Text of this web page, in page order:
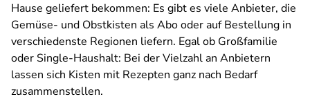
Hause geliefert bekommen: Es gibt es viele Anbieter, die
Gemüse- und Obstkisten als Abo oder auf Bestellung in
verschiedenste Regionen liefern. Egal ob Großfamilie
oder Single-Haushalt: Bei der Vielzahl an Anbietern
lassen sich Kisten mit Rezepten ganz nach Bedarf
zusammenstellen.